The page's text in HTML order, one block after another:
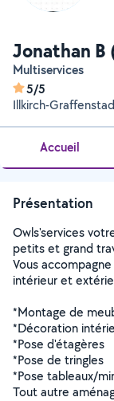
Jonathan B
Multiservices
5/5
Illkirch-
Accueil
Présentation
Owls'services
petits et grand
Vous
intérieur et
*Montage de
*Décoration
*Pose d'étagères
*Pose de tringles
*Pose tableaux/
Tout autre